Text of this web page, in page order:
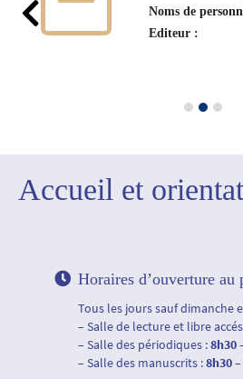
Noms de
Editeur :
Accueil et
Horaires d’ouverture au
Tous les jours sauf dimanche
– Salle de lecture et libre
– Salle des périodiques :8h30
– Salle des manuscrits :8h30